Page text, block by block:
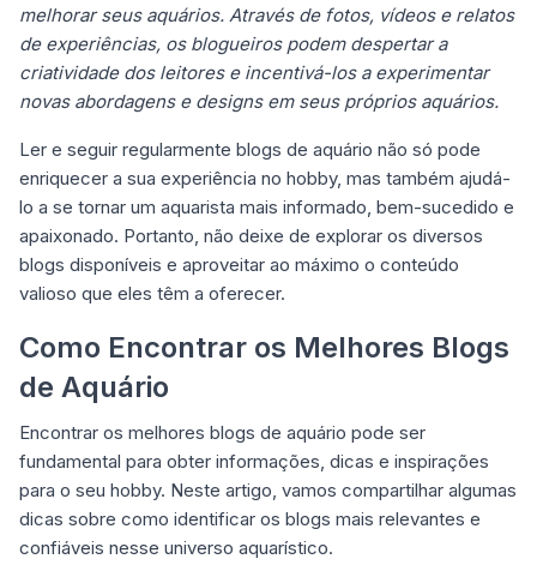
melhorar seus aquários. Através de fotos, vídeos e relatos
de experiências, os blogueiros podem despertar a
criatividade dos leitores e incentivá-los a experimentar
novas abordagens e designs em seus próprios aquários.
Ler e seguir regularmente blogs de aquário não só pode
enriquecer a sua experiência no hobby, mas também ajudá-
lo a se tornar um aquarista mais informado, bem-sucedido e
apaixonado. Portanto, não deixe de explorar os diversos
blogs disponíveis e aproveitar ao máximo o conteúdo
valioso que eles têm a oferecer.
Como Encontrar os Melhores Blogs
de Aquário
Encontrar os melhores blogs de aquário pode ser
fundamental para obter informações, dicas e inspirações
para o seu hobby. Neste artigo, vamos compartilhar algumas
dicas sobre como identificar os blogs mais relevantes e
confiáveis nesse universo aquarístico.